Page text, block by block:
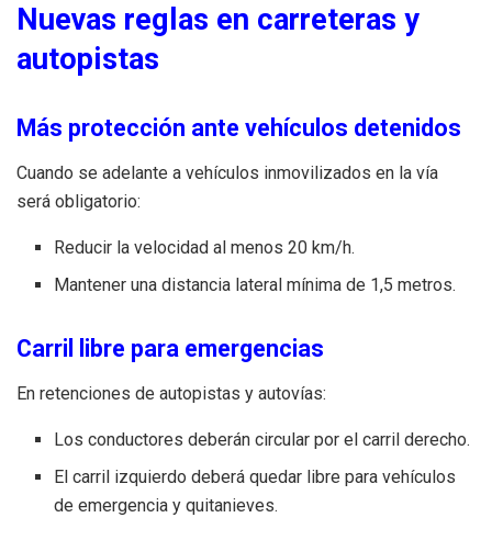
Nuevas reglas en carreteras y
autopistas
Más protección ante vehículos detenidos
Cuando se adelante a vehículos inmovilizados en la vía
será obligatorio:
Reducir la velocidad al menos 20 km/h.
Mantener una distancia lateral mínima de 1,5 metros.
Carril libre para emergencias
En retenciones de autopistas y autovías:
Los conductores deberán circular por el carril derecho.
El carril izquierdo deberá quedar libre para vehículos
de emergencia y quitanieves.